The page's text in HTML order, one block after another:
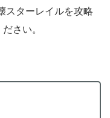
スターレイルを攻略
さい。